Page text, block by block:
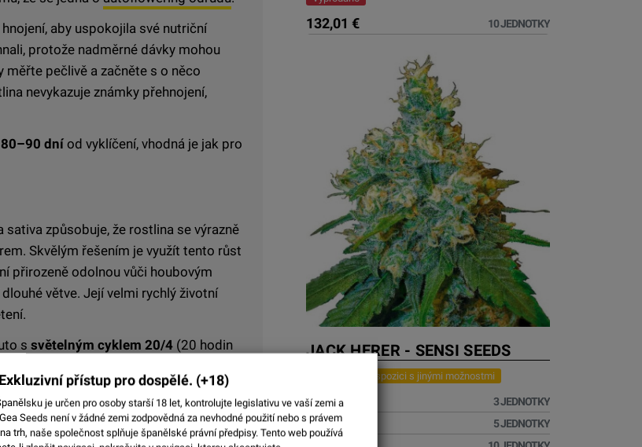
aby uspokojila své nutriční
protože nadměrné dávky mohou
pečlivě a začněte s o něco
nevykazuje známky přehnojení,
80–90 dní od vyklíčení, vhodná je jak pro
způsobuje, že rostlina se výrazně
Skvělým řešením je využít tento růst
přirozeně odolnou vůči houbovým
větve. Její velmi rychlý životní
s světelným cyklem 20/4 (20 hodin
lze dosáhnout výnosu až
132,01 € 10 JEDNOTKY
JACK HERER - SENSI SEEDS
Produkt je k dispozici s jinými možnostmi
60,01 € 3 JEDNOTKY
95,01 € 5 JEDNOTKY
Exkluzivní přístup pro dospělé. (+18)
je určen pro osoby starší 18 let, kontrolujte legislativu ve vaší zemi a
Seeds není v žádné zemi zodpovědná za nevhodné použití nebo s právem
trh, naše společnost splňuje španělské právní předpisy. Tento web používá